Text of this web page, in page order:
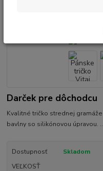
Pánske tričko
Darček pre dôchodcu
Kvalitné tričko strednej
bavlny so silikónovou úpravou.
Dostupnosť
Skladom
VEĽKOSŤ